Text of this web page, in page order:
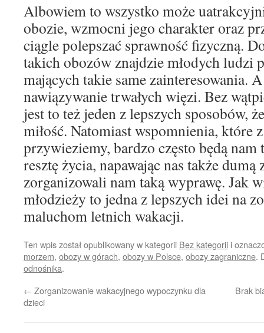
Albowiem to wszystko może
obozie, wzmocni jego charakter oraz
ciągle polepszać sprawność fizyczną.
takich obozów znajdzie młodych ludzi
mających takie same zainteresowania.
nawiązywanie trwałych więzi. Bez
jest to też jeden z lepszych sposobów,
miłość. Natomiast wspomnienia, które
przywieziemy, bardzo często będą nam
resztę życia, napawając nas także dumą
zorganizowali nam taką wyprawę. Jak
młodzieży to jedna z lepszych idei na
maluchom letnich wakacji.
Ten wpis został opublikowany w kategorii Bez kategorii i
morzem, obozy w górach, obozy w Polsce, obozy zagraniczne.
odnośnika.
← Zorganizowanie wakacyjnego wypoczynku dla
dzieci
Brak